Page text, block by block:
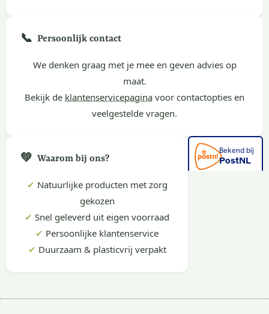
📞 Persoonlijk contact
We denken graag met je mee en geven advies op
maat.
Bekijk de klantenservicepagina voor contactopties en
veelgestelde vragen.
💚 Waarom bij ons?
✔ Natuurlijke producten met zorg
gekozen
✔ Snel geleverd uit eigen voorraad
✔ Persoonlijke klantenservice
✔ Duurzaam & plasticvrij verpakt